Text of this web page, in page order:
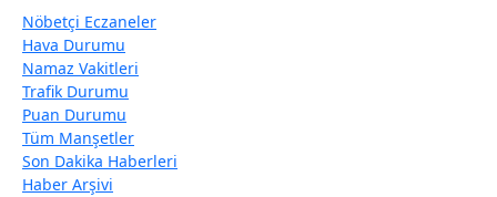
Nöbetçi Eczaneler
Hava Durumu
Namaz Vakitleri
Trafik Durumu
Puan Durumu
Tüm Manşetler
Son Dakika Haberleri
Haber Arşivi